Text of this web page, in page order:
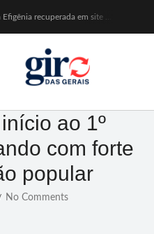
PSB oficializa candidatura de Duarte Júnior a deputado federal
ao 1º
com forte
popular
No Comments